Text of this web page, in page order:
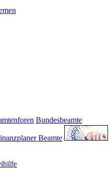
Bundesbeamte
Beamte